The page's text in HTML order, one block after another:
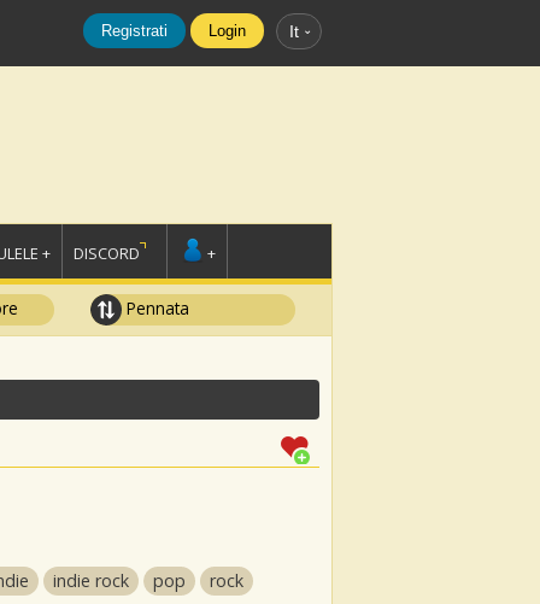
Registrati Login It
+ DISCORD +
Pennata
indie rock pop
rock